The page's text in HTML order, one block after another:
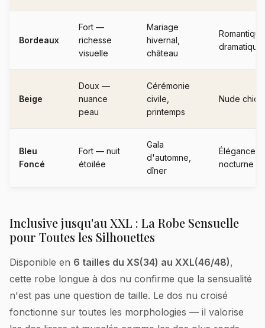
Bordeaux
Fort —
richesse
visuelle
Mariage
hivernal,
château
Romantique
dramatique
Beige
Doux —
nuance
peau
Cérémonie
civile,
printemps
Nude chic
Bleu
Foncé
Fort — nuit
étoilée
Gala
d'automne,
dîner
Élégance
nocturne
Inclusive jusqu'au XXL : La Robe Sensuelle
pour Toutes les Silhouettes
Disponible en 6 tailles du XS(34) au XXL(46/48),
cette robe longue à dos nu confirme que la sensualité
n'est pas une question de taille. Le dos nu croisé
fonctionne sur toutes les morphologies — il valorise